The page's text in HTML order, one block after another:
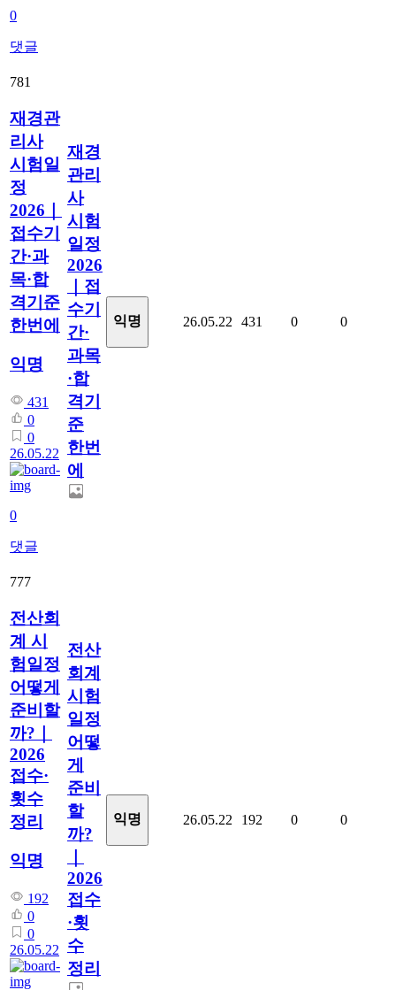
0
댓글
781
재경관
리사
시험일
정
2026｜
접수기
간·과
목·합
격기준
한번에
익명
431
0
0
26.05.22
0
댓글
재경
관리
사
시험
일정
2026
｜접
수기
간·
과목
·합
격기
준
한번
에
익명 26.05.22 431 0 0
777
전산회
계 시
험일정
어떻게
준비할
까?｜
2026
접수·
횟수
정리
익명
192
0
0
26.05.22
전산
회계
시험
일정
어떻
게
준비
할
까?
2026
접수
·횟
수
정리
익명 26.05.22 192 0 0